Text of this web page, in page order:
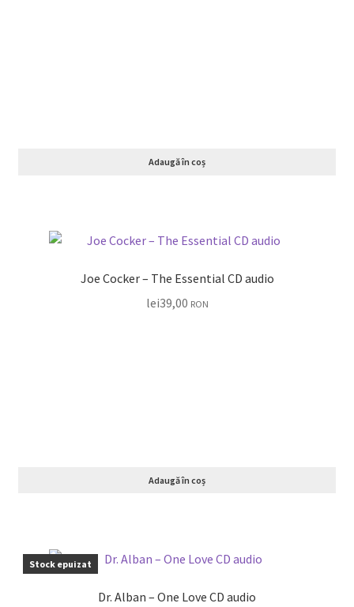
Adaugă în coș
Joe Cocker – The Essential CD audio
lei39,00 RON
Adaugă în coș
Stock epuizat
Dr. Alban – One Love CD audio